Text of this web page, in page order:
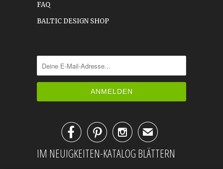
FAQ
BALTIC DESIGN SHOP
✉
IM NEUIGKEITEN-KATALOG BLÄTTERN